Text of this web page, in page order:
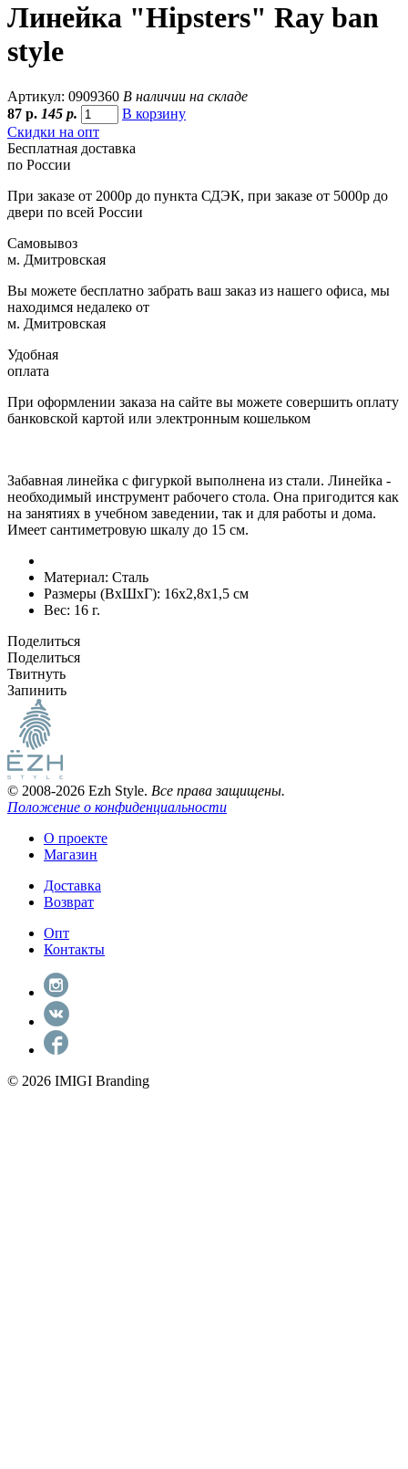
Линейка "Hipsters" Ray ban
style
Артикул: 0909360 В наличии на складе
87 р. 145 р.
В корзину
Скидки на опт
Бесплатная доставка
по России
При заказе от 2000р до пункта СДЭК, при заказе от 5000р до
двери по всей России
Самовывоз
м. Дмитровская
Вы можете бесплатно забрать ваш заказ из нашего офиса, мы
находимся недалеко от
м. Дмитровская
Удобная
оплата
При оформлении заказа на сайте вы можете совершить оплату
банковской картой или электронным кошельком
Забавная линейка с фигуркой выполнена из стали. Линейка -
необходимый инструмент рабочего стола. Она пригодится как
на занятиях в учебном заведении, так и для работы и дома.
Имеет сантиметровую шкалу до 15 см.
Материал: Сталь
Размеры (ВxШxГ): 16x2,8x1,5 см
Вес: 16 г.
Поделиться
Поделиться
Твитнуть
Запинить
© 2008-2026 Ezh Style. Все права защищены.
Положение о конфиденциальности
О проекте
Магазин
Доставка
Возврат
Опт
Контакты
© 2026 IMIGI Branding